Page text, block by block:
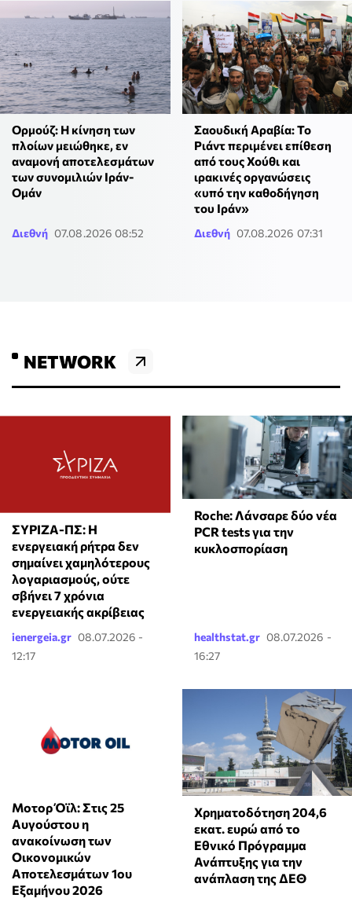
Ορμούζ: Η κίνηση των
πλοίων μειώθηκε, εν
αναμονή αποτελεσμάτων
των συνομιλιών Ιράν-
Ομάν
Διεθνή 07.08.2026 08:52
Σαουδική Αραβία: Το
Ριάντ περιμένει επίθεση
από τους Χούθι και
ιρακινές οργανώσεις
«υπό την καθοδήγηση
του Ιράν»
Διεθνή 07.08.2026 07:31
NETWORK
ΣΥΡΙΖΑ-ΠΣ: Η
ενεργειακή ρήτρα δεν
σημαίνει χαμηλότερους
λογαριασμούς, ούτε
σβήνει 7 χρόνια
ενεργειακής ακρίβειας
ienergeia.gr 08.07.2026 -
12:17
Roche: Λάνσαρε δύο νέα
PCR tests για την
κυκλοσπορίαση
healthstat.gr 08.07.2026 -
16:27
Μοτορ Όϊλ: Στις 25
Αυγούστου η
ανακοίνωση των
Οικονομικών
Αποτελεσμάτων 1ου
Εξαμήνου 2026
Χρηματοδότηση 204,6
εκατ. ευρώ από το
Εθνικό Πρόγραμμα
Ανάπτυξης για την
ανάπλαση της ΔΕΘ